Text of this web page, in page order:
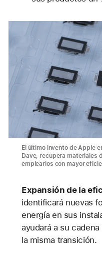
El último invento de Apple
Dave, recupera materiales
emplearlos con mayor
Expansión de la
identificará nuevas
energía en sus
ayudará a su
la misma transición.